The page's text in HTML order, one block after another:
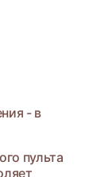
- в
пульта